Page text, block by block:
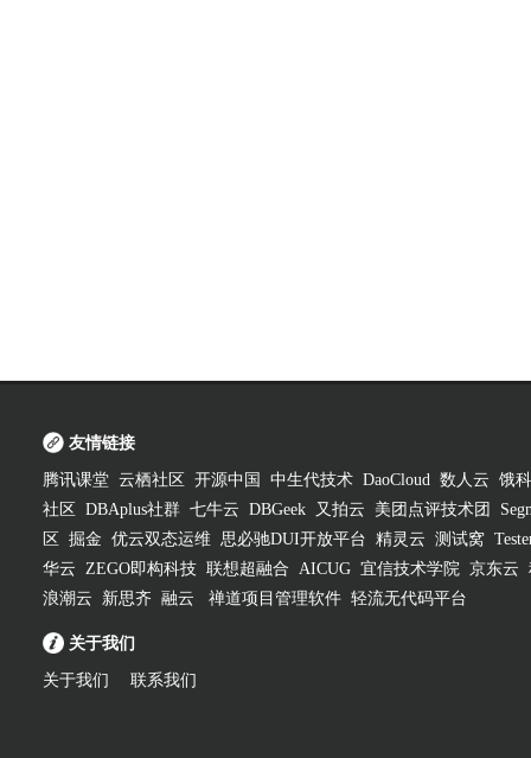
友情链接
腾讯课堂 云栖社区 开源中国 中生代技术 DaoCloud 数人云 饿
社区
DBAplus社群 七牛云 DBGeek 又拍云 美团点评技术团
区
掘金 优云双态运维 思必驰DUI开放平台 精灵云 测试窝
华云 ZEGO即构科技 联想超融合 AICUG 宜信技术学院 京东云
浪潮云
新思齐 融云 禅道项目管理软件 轻流无代码平台
关于我们
关于我们 联系我们